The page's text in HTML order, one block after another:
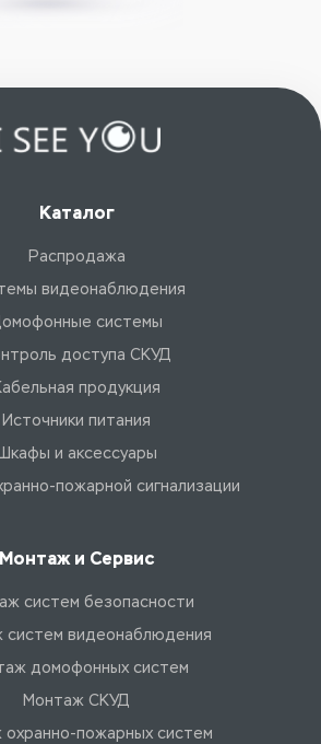
Каталог
Распродажа
видеонаблюдения
системы
доступа СКУД
продукция
Источники питания
Шкафы и аксессуары
пожарной сигнализации
Монтаж и Сервис
систем безопасности
систем видеонаблюдения
домофонных систем
Монтаж СКУД
охранно-пожарных систем